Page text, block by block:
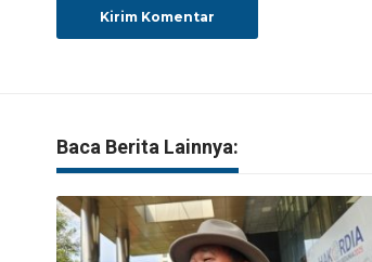
Baca Berita Lainnya: